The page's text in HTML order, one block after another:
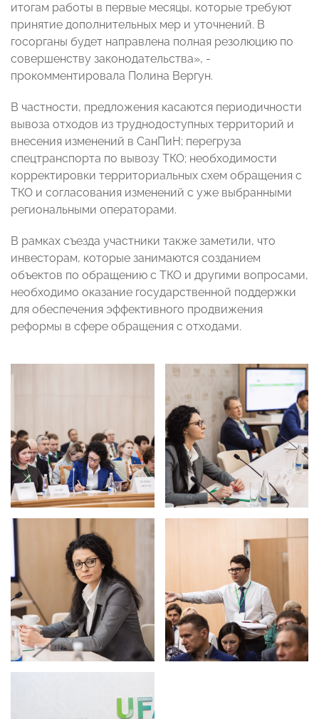
итогам работы в первые месяцы, которые требуют
принятие дополнительных мер и уточнений. В
госорганы будет направлена полная резолюцию по
совершенству законодательства», -
прокомментировала Полина Вергун.
В частности, предложения касаются периодичности
вывоза отходов из труднодоступных территорий и
внесения изменений в СанПиН; перегруза
спецтранспорта по вывозу ТКО; необходимости
корректировки территориальных схем обращения с
ТКО и согласования изменений с уже выбранными
региональными операторами.
В рамках съезда участники также заметили, что
инвесторам, которые занимаются созданием
объектов по обращению с ТКО и другими вопросами,
необходимо оказание государственной поддержки
для обеспечения эффективного продвижения
реформы в сфере обращения с отходами.